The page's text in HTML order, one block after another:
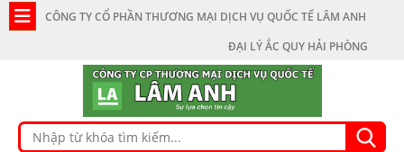
CÔNG TY CỔ PHẦN THƯƠNG MẠI DỊCH VỤ QUỐC TẾ LÂM ANH
ĐẠI LÝ ẮC QUY HẢI PHÒNG